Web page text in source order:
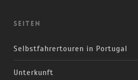
Seiten
Selbstfahrertouren in Portugal
Unterkunft